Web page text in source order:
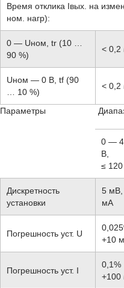
Время отклика Iвых. на
ном. нагр):
0 — Uном, tr (10 …
90 %)
< 0,2
Uном — 0 В, tf (90
… 10 %)
< 0,2
Параметры
0 —
В,
≤
Дискретность
установки
5 мВ,
мА
Погрешность уст. U
+10
Погрешность уст. I
0,1%
+100